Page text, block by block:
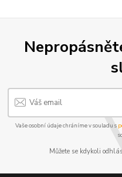
Vaše osobní údaje chráníme v souladu s
Můžete se kdykoli